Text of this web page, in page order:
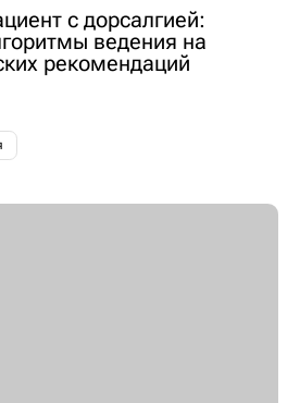
с дорсалгией:
ведения на
рекомендаций